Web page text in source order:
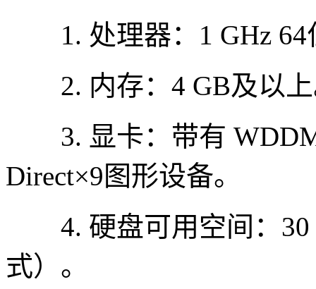
1. 处理器：1 GHz 64
2. 内存：4 GB及以
3. 显卡：带有 WDDM
Direct×9图形设备。
4. 硬盘可用空间：30
式）。